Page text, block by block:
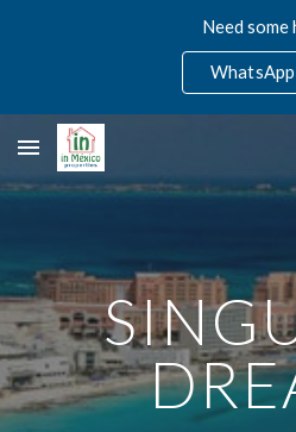
Need some